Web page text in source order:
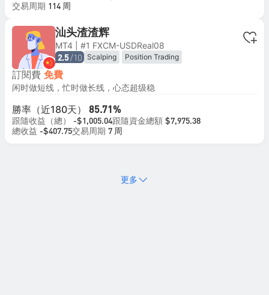
交易周期 114 周
汕头渣渣辉
MT4 | #1 FXCM-USDReal08
2.5 /10 Scalping Position Trading
訂閱費 免費
闲时做短线，忙时做长线，心态超级稳
勝率（近180天） 85.71%
跟隨收益（總） -$1,005.04跟隨資金總額 $7,975.38
總收益 -$407.75交易周期 7 周
更多